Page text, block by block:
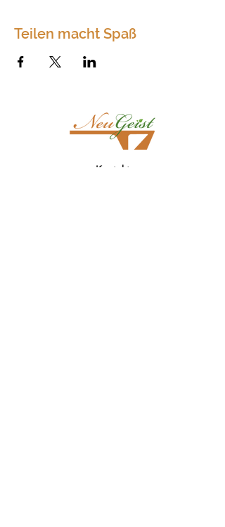
Teilen macht Spaß
Kontakt